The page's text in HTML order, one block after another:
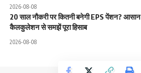
2026-08-08
20 साल नौकरी पर कितनी बनेगी EPS पेंशन? आसान
कैलकुलेशन से समझें पूरा हिसाब
2026-08-08